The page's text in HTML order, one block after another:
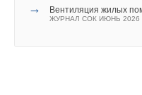
→ Вентиляция жилых
ЖУРНАЛ СОК ИЮНЬ 2026